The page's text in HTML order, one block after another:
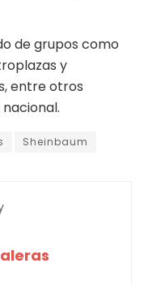
de grupos como
y
entre otros
Sheinbaum